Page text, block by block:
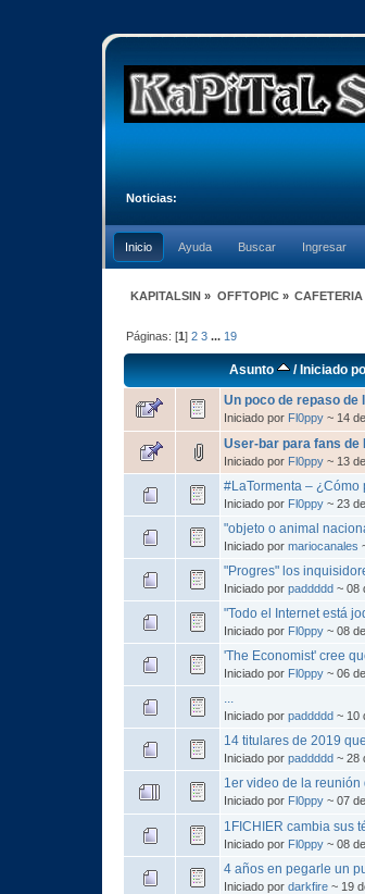
Noticias:
Inicio Ayuda Buscar Ingresar
KAPITALSIN » OFFTOPIC» CAFETERIA
Páginas: [1]2 3 ... 19
Asunto /Iniciado
Un poco de repaso de
Iniciado por Fl0ppy ~ 14
User-bar para fans de
Iniciado por Fl0ppy ~ 13
#LaTormenta –
Iniciado por Fl0ppy ~ 23
"objeto o animal
Iniciado pormariocanales
"Progres" los
Iniciado porpaddddd ~ 08
"Todo el Internet está
Iniciado por Fl0ppy ~ 08
'The Economist' cree
Iniciado por Fl0ppy ~ 06
Iniciado porpaddddd ~ 10
14 titulares de 2019
Iniciado porpaddddd ~ 28
1er video de la reunión
Iniciado por Fl0ppy ~ 07
1FICHIER cambia sus
Iniciado por Fl0ppy ~ 08
4 años en pegarle un
Iniciado pordarkfire ~ 19